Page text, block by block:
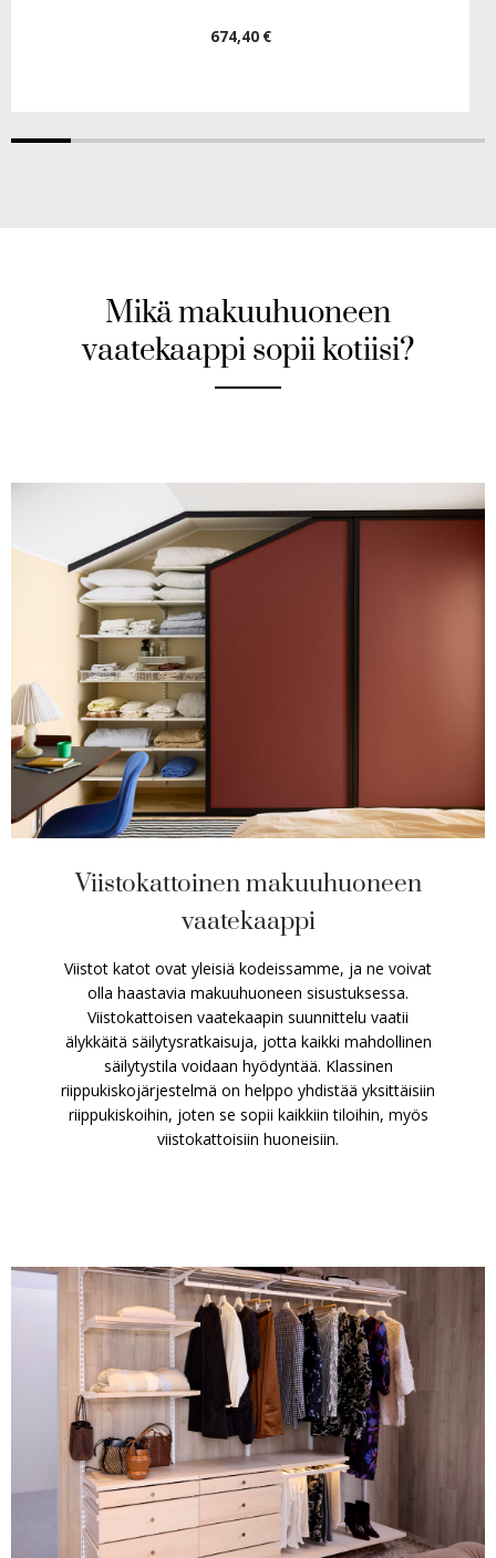
674,40 €
Mikä makuuhuoneen
vaatekaappi sopii kotiisi?
Viistokattoinen makuuhuoneen
vaatekaappi
Viistot katot ovat yleisiä kodeissamme, ja ne voivat
olla haastavia makuuhuoneen sisustuksessa.
Viistokattoisen vaatekaapin suunnittelu vaatii
älykkäitä säilytysratkaisuja, jotta kaikki mahdollinen
säilytystila voidaan hyödyntää. Klassinen
riippukiskojärjestelmä on helppo yhdistää yksittäisiin
riippukiskoihin, joten se sopii kaikkiin tiloihin, myös
viistokattoisiin huoneisiin.